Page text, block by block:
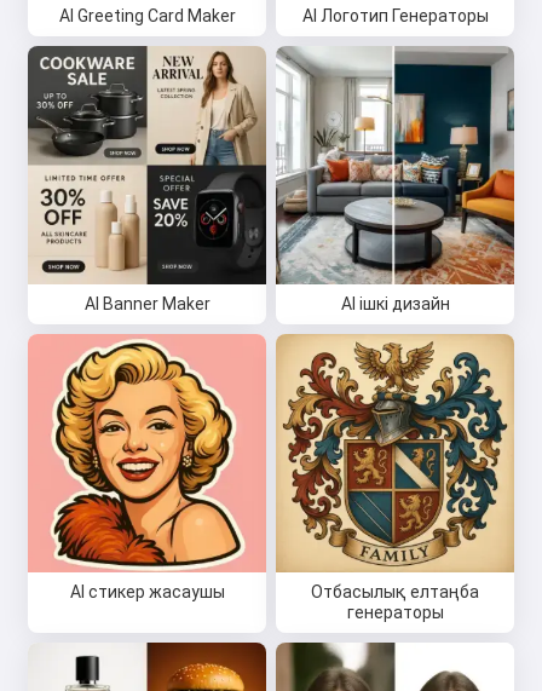
AI Greeting Card Maker AI Логотип Генераторы
AI Banner Maker AI ішкі дизайн
AI стикер жасаушы
Отбасылық елтаңба
генераторы